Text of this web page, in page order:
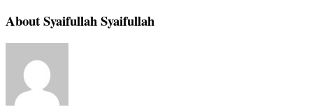
About Syaifullah Syaifullah